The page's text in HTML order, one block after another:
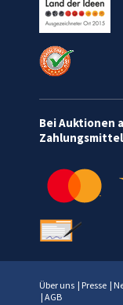
Bei Auktionen
Über uns | Presse |
| AGB